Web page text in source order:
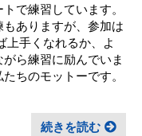
で練習しています。
ありますが、参加は
上手くなれるか、よ
ら練習に励んでいま
ちのモットーです。
続きを読む